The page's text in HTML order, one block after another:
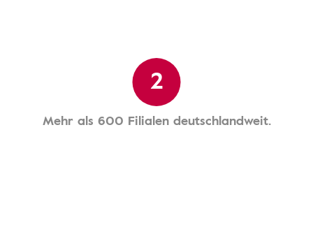
2
Mehr als 600 Filialen deutschlandweit.